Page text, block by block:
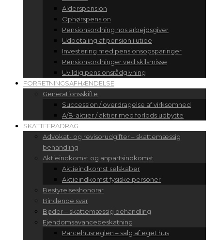
Alderspension
Ophørspension
Pensionsordning hos arbejdsgiver
Udbetaling af pension i utide
Investering med pensionsopsparinger
Pensionsordninger ved skilsmisse
Uvildig pensionsrådgivning
FORRETNINGSAFHÆNDELSE
Generationsskifte
Succession / overdragelse af virksomhed
A/B-aktier / aktier med forlods udbytte
SKATTEFRADRAG
Advokat- og revisorudgifter – skattemæssig
behandling
Aktieindkomst og anpartsindkomst
Aktieindkomst selskaber
Aktieindkomst fysiske personer
Bestyrelseshonorar
Bindende svar
Bøder – skattemæssig behandling
Ejendomsavancebeskatning
Parcelhusreglen – salg af eget hus